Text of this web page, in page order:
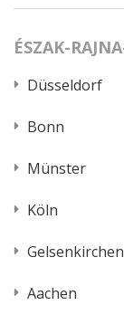
ÉSZAK-
Düsseldorf
Bonn
Münster
Köln
Gelsenkirchen
Aachen